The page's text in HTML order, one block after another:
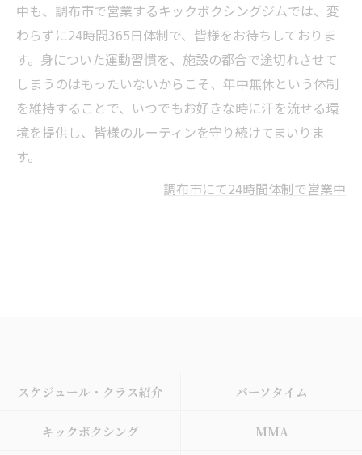
中も、調布市で営業するキックボクシングジムでは、変
わらずに24時間365日体制で、皆様をお待ちしておりま
す。身についた運動習慣を、施設の都合で途切れさせて
しまうのはもったいないからこそ、年中無休という体制
を維持することで、いつでもお好きな時に汗を流せる環
境を提供し、皆様のルーティンを守り続けてまいりま
す。
調布市にて24時間体制で営業中
スケジュール・クラス紹介 パーソタイム
キックボクシング MMA